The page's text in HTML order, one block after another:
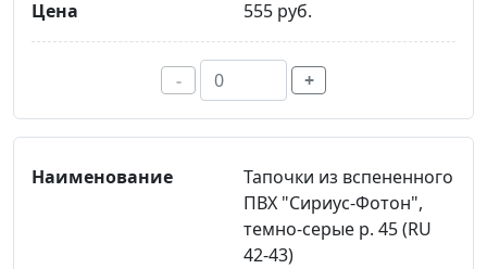
555 руб.
- +
Тапочки из вспененного
ПВХ "Сириус-Фотон",
темно-серые р. 45 (RU
42-43)